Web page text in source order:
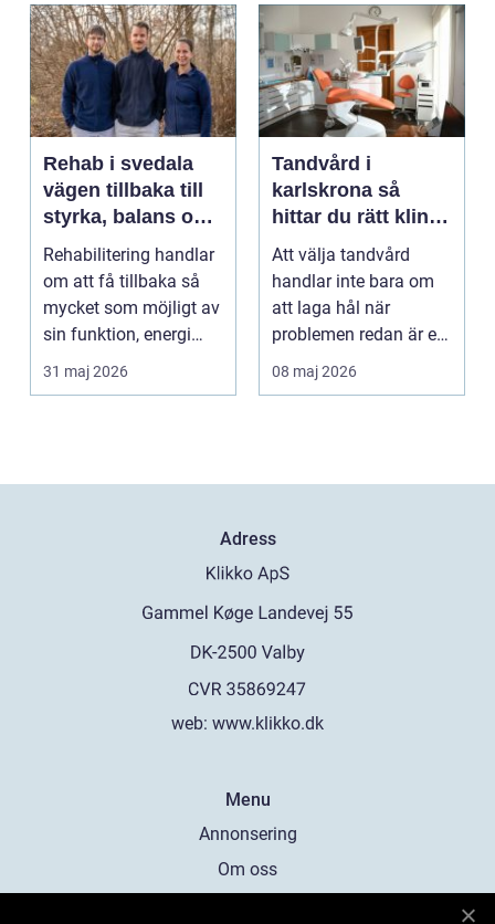
Rehab i svedala
vägen tillbaka till
styrka, balans och
vardag
Rehabilitering handlar
om att få tillbaka så
mycket som möjligt av
sin funktion, energi
och trygghet...
31 maj 2026
Tandvård i
karlskrona så
hittar du rätt klinik
för långsiktig
munhälsa
Att välja tandvård
handlar inte bara om
att laga hål när
problemen redan är ett
faktum. Det handlar ...
08 maj 2026
Adress
web: www.klikko.dk
Menu
Annonsering
Om oss